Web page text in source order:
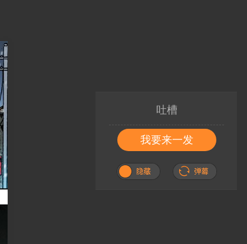
吐槽
我要来一发